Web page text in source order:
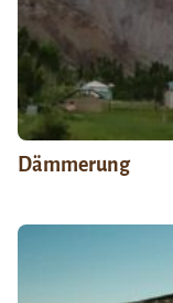
Dämmerung